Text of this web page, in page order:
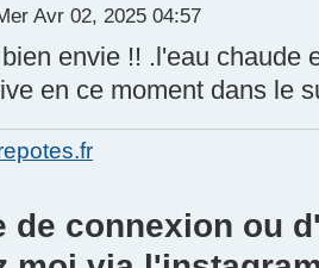
Avr 02, 2025 04:57
envie !! .l'eau chaude
en ce moment dans le
de connexion ou